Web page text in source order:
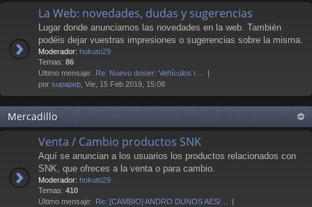
La Web: novedades, dudas y sugerencias
Lugar donde anunciamos las novedades en la web. También
podéis dejar vuestras impresiones o sugerencias sobre la misma.
Moderador: hokuto29
Temas: 86
Último mensaje: Re: Nuevo dosier: Vehículos r…
por supapep , Vie, 15 Feb 2019, 15:08
Mercadillo
Venta / Cambio productos SNK
Aquí se anuncian a los usuarios los productos relacionados con
SNK, que ofreces a la venta o para cambio.
Moderador: hokuto29
Temas: 410
Último mensaje: Re: [CAMBIO] ANDRO DUNOS AES/…